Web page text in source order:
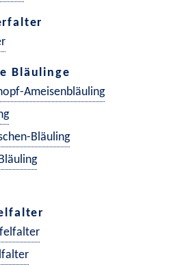
Bläulinge
Ameisenbläuling
Bläuling